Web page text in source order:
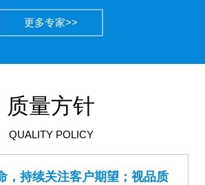
更多专家>>
质量方针
QUALITY POLICY
，持续关注客户期望；视品质